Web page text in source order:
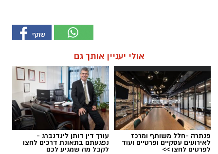
אולי יעניין אותך גם
פנתרה -חלל משותף ומרכז
לאירועים עסקיים ופרטיים ועוד
לפרטים לחצו >>
עורך דין דותן לינדנברג -
נפגעתם בתאונת דרכים לחצו
לקבל מה שמגיע לכם